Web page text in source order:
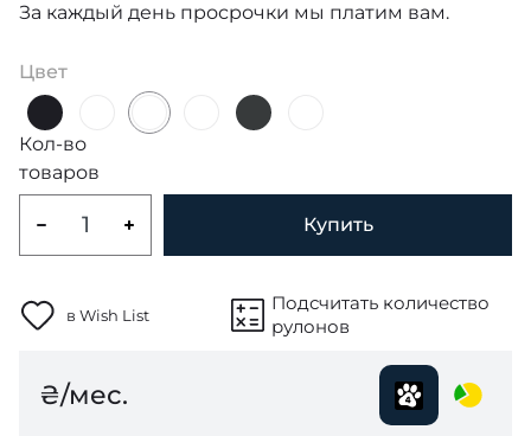
За каждый день просрочки мы платим вам.
Цвет
Кол-во
товаров
Купить
в Wish List
Подсчитать количество
рулонов
₴/мес.